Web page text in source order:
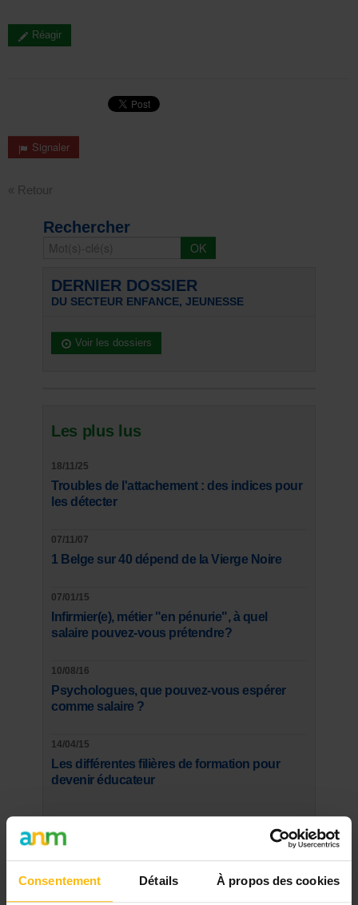
Consentement Détails À propos des cookies
Réagir
Signaler
« Retour
Rechercher
DERNIER DOSSIER
DU SECTEUR ENFANCE, JEUNESSE
Voir les dossiers
Les plus lus
18/11/25
Troubles de l'attachement : des indices pour
les détecter
07/11/07
1 Belge sur 40 dépend de la Vierge Noire
07/01/15
Infirmier(e), métier "en pénurie", à quel
salaire pouvez-vous prétendre?
10/08/16
Psychologues, que pouvez-vous espérer
comme salaire ?
14/04/15
Les différentes filières de formation pour
devenir éducateur